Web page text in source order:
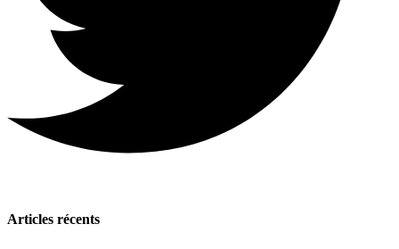
Articles récents